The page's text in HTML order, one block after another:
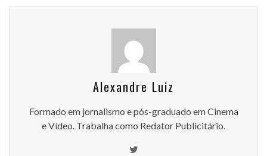
Alexandre Luiz
Formado em jornalismo e pós-graduado em Cinema
e Vídeo. Trabalha como Redator Publicitário.